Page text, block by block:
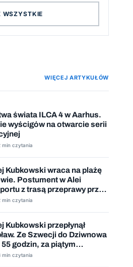
WSZYSTKIE
WIĘCEJ ARTYKUŁÓW
świata ILCA 4 w Aarhus.
wyścigów na otwarcie serii
min czytania
Kubkowski wraca na plażę
Postument w Alei
z trasą przeprawy przez
min czytania
Kubkowski przepłynął
Ze Szwecji do Dziwnowa
55 godzin, za piątym
min czytania